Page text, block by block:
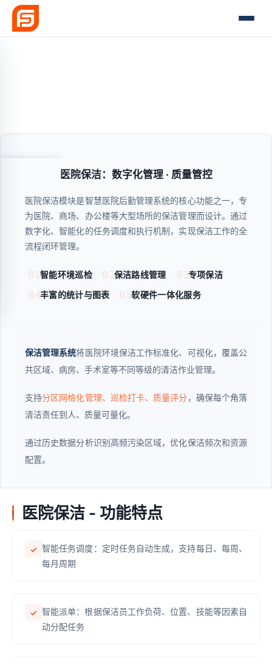
医院保洁：数字化管理 · 质量管控
医院保洁模块是智慧医院后勤管理系统的核心功能之一，专
为医院、商场、办公楼等大型场所的保洁管理而设计。通过
数字化、智能化的任务调度和执行机制，实现保洁工作的全
流程闭环管理。
01智能环境巡检 02保洁路线管理 03专项保洁
04丰富的统计与图表 05软硬件一体化服务
保洁管理系统将医院环境保洁工作标准化、可视化，覆盖公
共区域、病房、手术室等不同等级的清洁作业管理。
支持分区网格化管理、巡检打卡、质量评分，确保每个角落
清洁责任到人、质量可量化。
通过历史数据分析识别高频污染区域，优化保洁频次和资源
配置。
医院保洁 - 功能特点
✓ 智能任务调度：定时任务自动生成，支持每日、每周、
每月周期
✓ 智能派单：根据保洁员工作负荷、位置、技能等因素自
动分配任务